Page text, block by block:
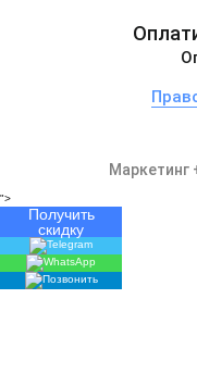
Маркетинг
">
Получить
скидку